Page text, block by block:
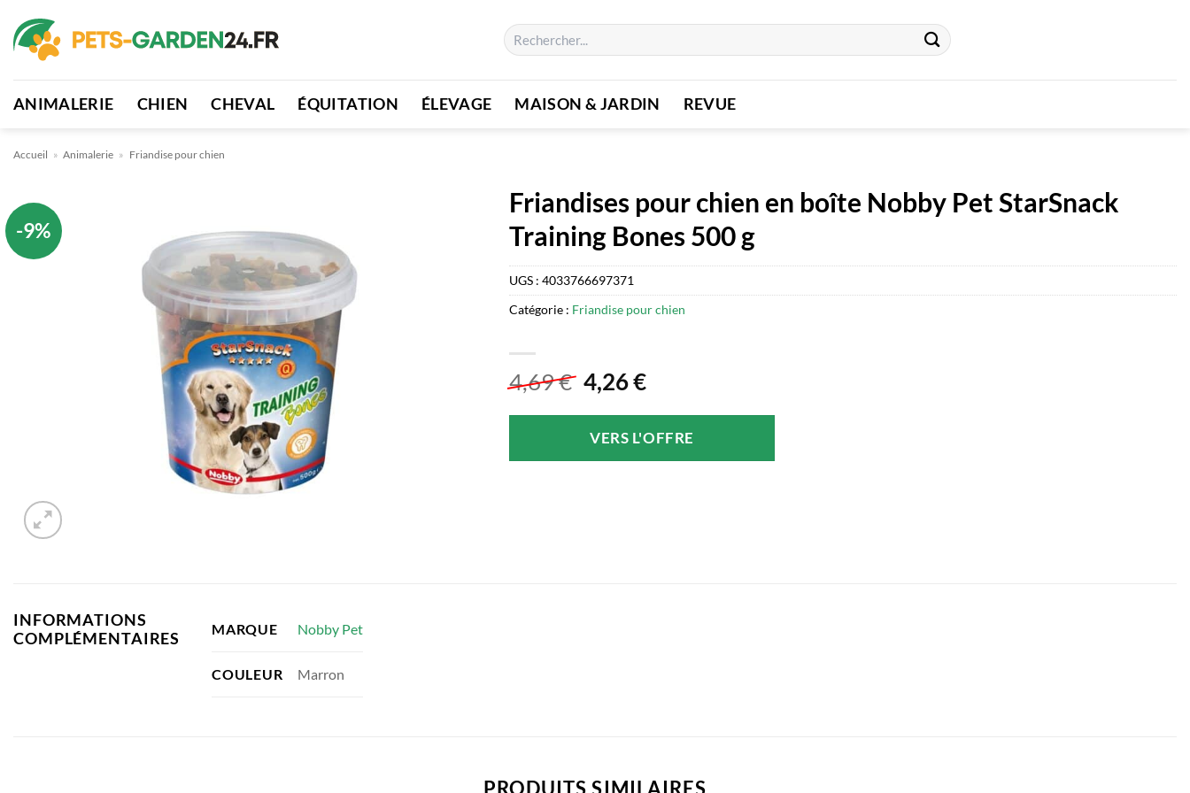
au
contenu
Recherche
pour :
ANIMALERIE CHIEN CHEVAL ÉQUITATION ÉLEVAGE MAISON & JARDIN REVUE
Accueil » Animalerie » Friandise pour chien
-9%
Friandises pour chien en boîte Nobby Pet StarSnack
Training Bones 500 g
4,69€ Le
initial
était :
4,26€Le
actuel
est :
VERS L'OFFRE
UGS : 4033766697371
Catégorie : Friandise pour chien
INFORMATIONS
COMPLÉMENTAIRES
MARQUE Nobby Pet
COULEUR Marron